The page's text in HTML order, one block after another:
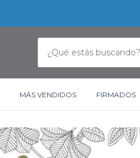
MÁS VENDIDOS FIRMADOS